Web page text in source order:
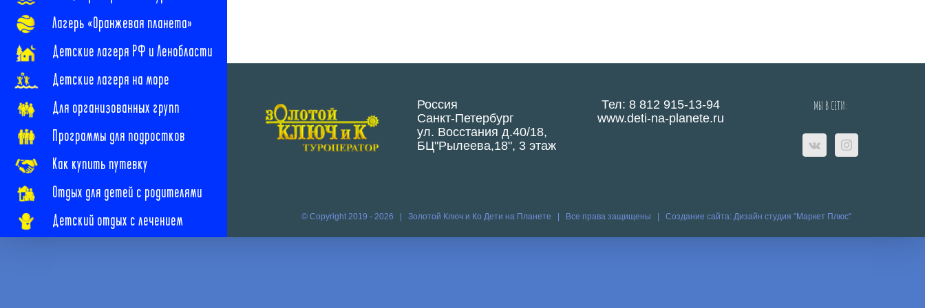
Лагерь «Оранжевая планета»
Детские лагеря РФ и Ленобласти
Детские лагеря на море
Для организованных групп
Программы для подростков
Как купить путевку
Отдых для детей с родителями
Детский отдых с лечением
Россия
Санкт-Петербург
ул. Восстания д.40/18,
БЦ"Рылеева,18", 3 этаж
Тел: 8 812 915-13-94
www.deti-na-planete.ru
МЫ В СЕТИ:
© Copyright 2019 - 2026 | Золотой Ключ и Ко Дети на Планете | Все права защищены | Создание сайта: Дизайн студия "Маркет Плюс"